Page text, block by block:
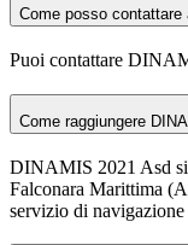
Come posso
Puoi contattare
Come raggiungere
DINAMIS 2021 Asd si
Falconara Marittima
servizio di